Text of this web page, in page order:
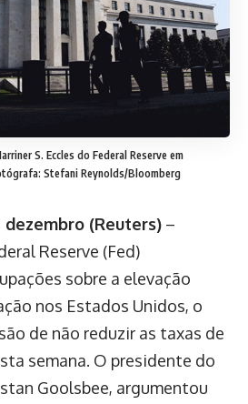
S. Eccles do Federal Reserve em
Stefani Reynolds/Bloomberg
dezembro (Reuters) –
Reserve (Fed)
sobre a elevação
nos Estados Unidos, o
de não reduzir as taxas de
semana. O presidente do
Goolsbee, argumentou